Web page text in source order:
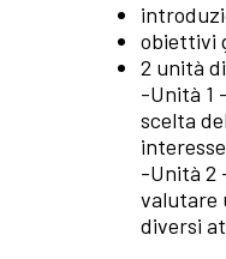
obiettivi
2 unità
-Unità 1
scelta
-Unità 2
valutare
diversi